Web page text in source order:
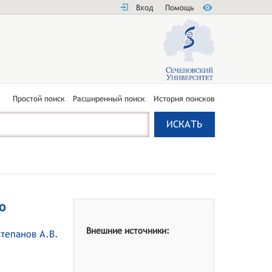
Вход Помощь
Простой поиск Расширенный поиск История поисков
А.В. Внешние источники: